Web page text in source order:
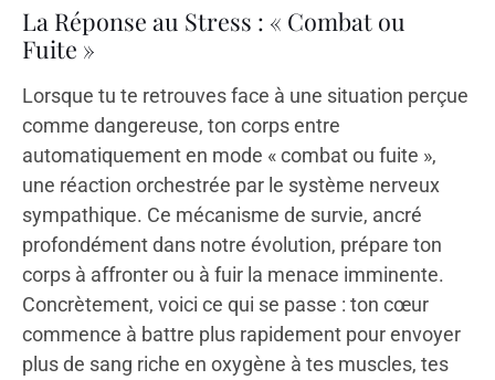
La Réponse au Stress : « Combat ou
Fuite »
Lorsque tu te retrouves face à une situation perçue
comme dangereuse, ton corps entre
automatiquement en mode « combat ou fuite »,
une réaction orchestrée par le système nerveux
sympathique. Ce mécanisme de survie, ancré
profondément dans notre évolution, prépare ton
corps à affronter ou à fuir la menace imminente.
Concrètement, voici ce qui se passe : ton cœur
commence à battre plus rapidement pour envoyer
plus de sang riche en oxygène à tes muscles, tes